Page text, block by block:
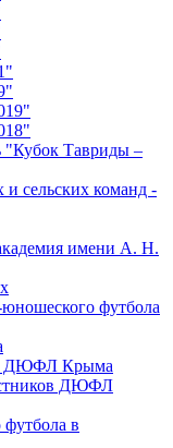
"Кубок Тавриды –
сельских команд -
имени А. Н.
футбола
ДЮФЛ Крыма
ДЮФЛ
в